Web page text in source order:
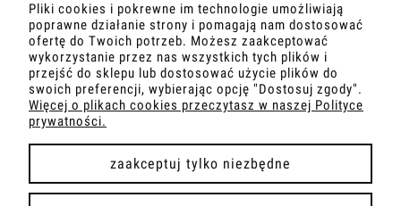
MOJE KONTO
PŁATNOŚCI I DOSTAWA
INFORMACJE
Pliki cookies i pokrewne im technologie umożliwiają
poprawne działanie strony i pomagają nam dostosować
ofertę do Twoich potrzeb. Możesz zaakceptować
wykorzystanie przez nas wszystkich tych plików i
przejść do sklepu lub dostosować użycie plików do
swoich preferencji, wybierając opcję "Dostosuj zgody".
Więcej o plikach cookies przeczytasz w naszej Polityce
prywatności.
zaakceptuj tylko niezbędne